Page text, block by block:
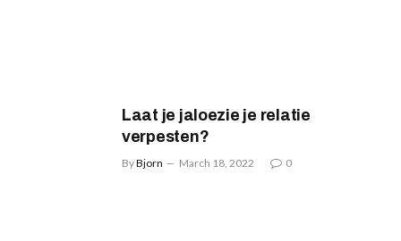
Laat je jaloezie je relatie
verpesten?
ByBjorn March 18, 2022 0